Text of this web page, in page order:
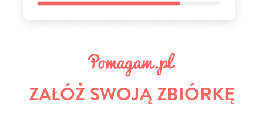
ZAŁÓŻ SWOJĄ ZBIÓRKĘ